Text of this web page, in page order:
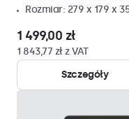
Rozmiar: 279 x 179 x
1 499,00 zł
1 843,77 zł z VAT
Szczegóły